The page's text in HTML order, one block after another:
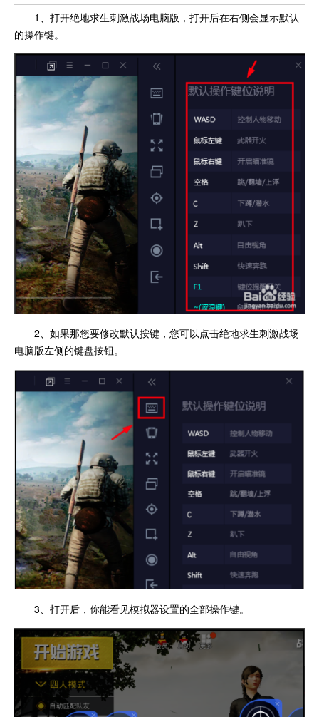
1、打开绝地求生刺激战场电脑版，打开后在右侧会显示默认
的操作键。
2、如果那您要修改默认按键，您可以点击绝地求生刺激战场
电脑版左侧的键盘按钮。
3、打开后，你能看见模拟器设置的全部操作键。